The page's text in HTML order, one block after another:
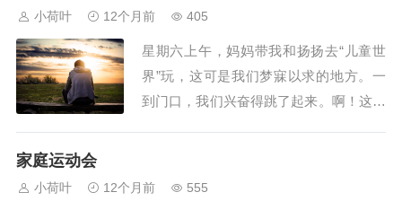
是那样的安静，闷...
小荷叶 12个月前 405
星期六上午，妈妈带我和扬扬去“儿童世
界”玩，这可是我们梦寐以求的地方。一
到门口，我们兴奋得跳了起来。啊！这里
家庭运动会
小荷叶 12个月前 555